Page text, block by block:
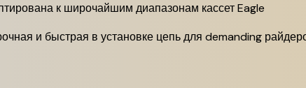
к широчайшим диапазонам кассет Eagle
и быстрая в установке цепь для demanding